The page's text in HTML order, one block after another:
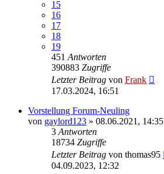
15
16
17
18
19
451 Antworten
390883 Zugriffe
Letzter Beitrag von Frank
17.03.2024, 16:51
Vorstellung Forum-Neuling
von gaylord123 » 08.06.2021, 14:35
3 Antworten
18734 Zugriffe
Letzter Beitrag von thomas95
04.09.2023, 12:32